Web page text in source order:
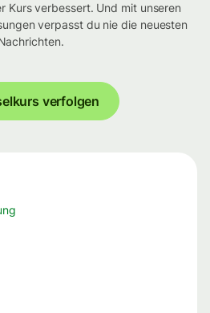
Kurs verbessert. Und mit unseren
verpasst du nie die neuesten
verfolgen